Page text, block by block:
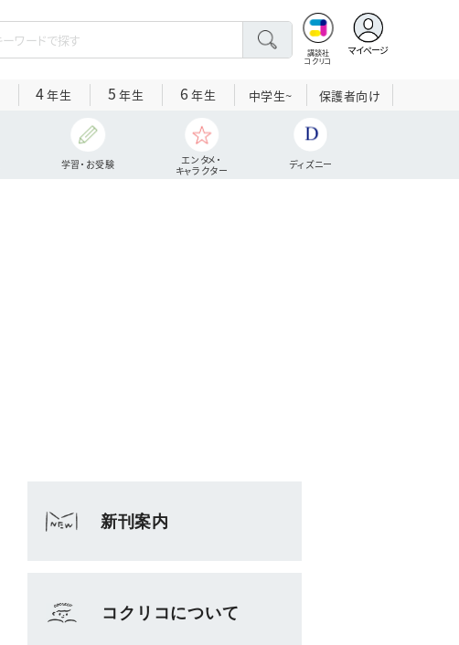
講談社
コクリコ
マイページ
4年生 5 年生 6 年生 中学生~ 保護者向け
学習・お受験
エンタメ・
キャラクター
ディズニー
新刊案内
コクリコについて